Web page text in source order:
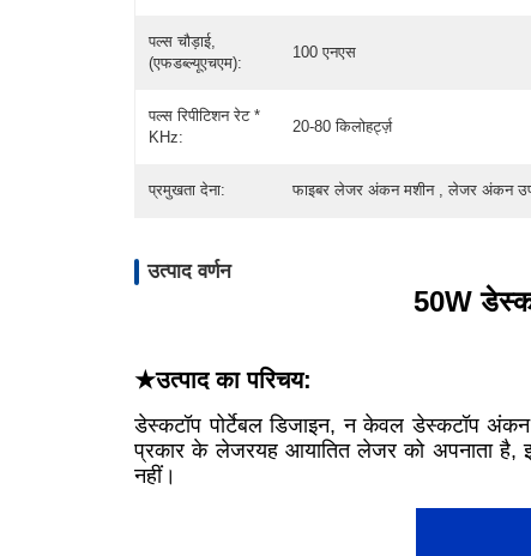
पल्स चौड़ाई,
(एफडब्ल्यूएचएम):
100 एनएस
पल्स रिपीटिशन रेट *
KHz:
20-80 किलोहर्ट्ज़
प्रमुखता देना: फाइबर लेजर अंकन मशीन , लेजर अंकन
उत्पाद वर्णन
50W
★उत्पाद का परिचय:
डेस्कटॉप पोर्टेबल डिजाइन, न केवल डेस्कटॉप
प्रकार के लेजरयह आयातित लेजर को अपनाता है,
नहीं।